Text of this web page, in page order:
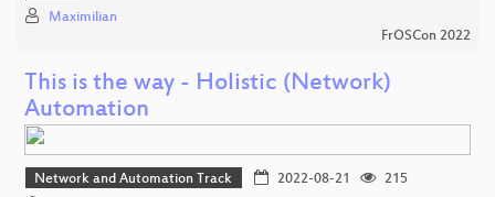
Maximilian
FrOSCon 2022
This is the way - Holistic (Network)
Automation
Network and Automation Track 2022-08-21
215